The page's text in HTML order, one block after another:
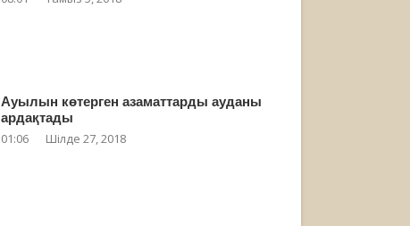
Ауылын көтерген азаматтарды ауданы
ардақтады
01:06 Шілде 27, 2018